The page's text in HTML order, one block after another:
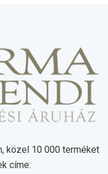
közel 10 000 terméket
címe: